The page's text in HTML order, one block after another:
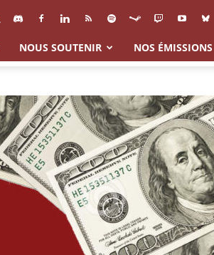
NOUS SOUTENIR NOS ÉMISSIONS